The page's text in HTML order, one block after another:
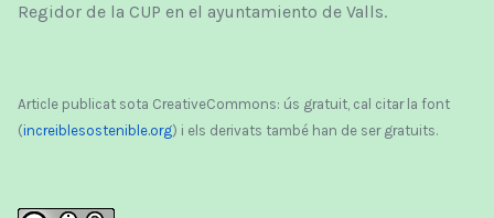
Regidor de la CUP en el ayuntamiento de Valls.
Article publicat sota CreativeCommons: ús gratuit, cal citar la font
(increiblesostenible.org) i els derivats també han de ser gratuits.